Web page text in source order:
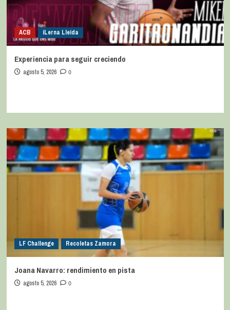
ACB iLerna Lleida
Experiencia para seguir creciendo
agosto 5, 2026 0
LF Challenge Recoletas Zamora
Joana Navarro: rendimiento en pista
agosto 5, 2026 0